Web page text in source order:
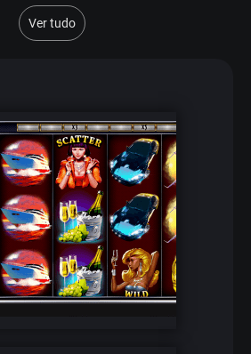
Ver tudo